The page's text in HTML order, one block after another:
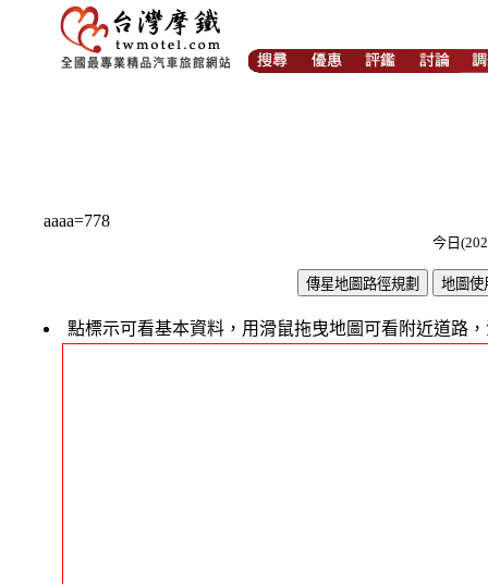
aaaa=778
今日
點標示可看基本資料，用滑鼠拖曳地圖可看附近道路